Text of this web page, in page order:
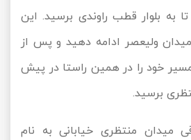
به بلوار قطب راوندی برسید. این
میدان ولیعصر ادامه دهید و پس از
خود را در همین راستا در پیش
برسید.
منتظری خیابانی به نام